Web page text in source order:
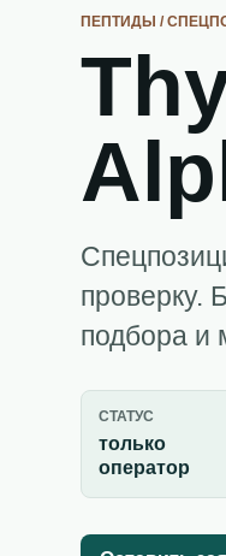
ПЕПТИДЫ /
проверку.
подбора и
СТАТУС
только
оператор